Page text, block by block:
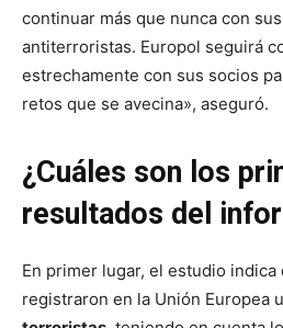
continuar más que nunca con
antiterroristas. Europol seguirá
estrechamente con sus socios
retos que se avecina», aseguró.
¿Cuáles son los
resultados del
En primer lugar, el estudio indica
registraron en la Unión Europea